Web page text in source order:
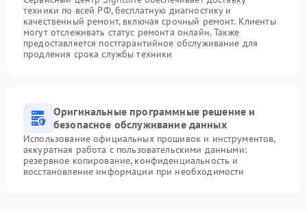
техники по всей РФ, бесплатную диагностику и
качественный ремонт, включая срочный ремонт. Клиенты
могут отслеживать статус ремонта онлайн. Также
предоставляется постгарантийное обслуживание для
продления срока службы техники
Оригинальные программные решение и
безопасное обслуживание данных
Использование официальных прошивок и инструментов,
аккуратная работа с пользовательскими данными:
резервное копирование, конфиденциальность и
восстановление информации при необходимости